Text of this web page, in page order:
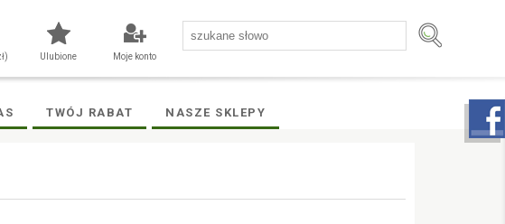
Moje konto
Ulubione
TWÓJ RABAT NASZE SKLEPY